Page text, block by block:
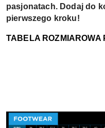
pasjonatach. Dodaj do
pierwszego kroku!
TABELA ROZMIAROWA